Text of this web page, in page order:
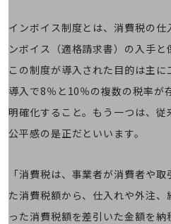
医療・介護
教育
モビリティ
製造・建設業
キーワードで探す
モバイルTOP
法人向けスマホ・携帯に関する、
インボイス制度とは、消費税の
ンボイス（適格請求書）の入手と
この制度が導入された目的は主
導入で8％と10％の複数の税率が
明確化すること。もう一つは、
公平感の是正だといいます。
「消費税は、事業者が消費者や
た消費税額から、仕入れや外注
った消費税額を差引いた金額を